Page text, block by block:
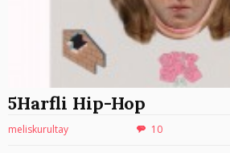
5Harfli Hip-Hop
meliskurultay 10